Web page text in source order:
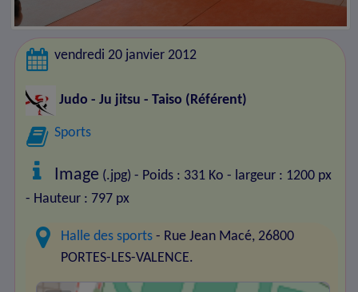
vendredi 20 janvier 2012
Judo - Ju jitsu - Taiso (Référent)
Sports
Image (.jpg) - Poids : 331 Ko - largeur : 1200 px
- Hauteur : 797 px
Halle des sports - Rue Jean Macé, 26800
PORTES-LES-VALENCE.